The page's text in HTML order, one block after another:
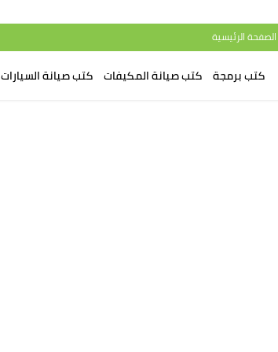
الصفحة الرئيسية
كتب برمجة كتب صيانة المكيفات كتب صيانة السيارات